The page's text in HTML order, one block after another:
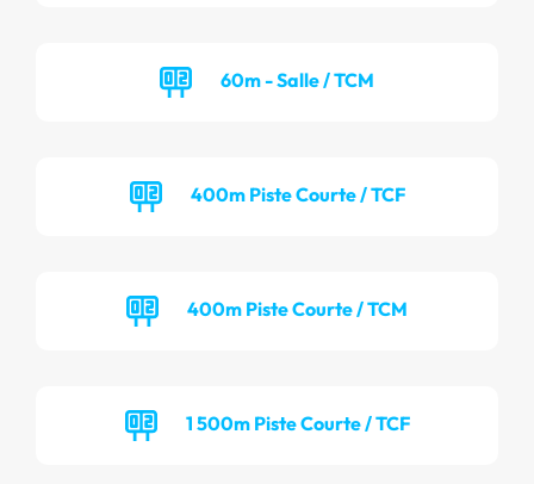
60m - Salle / TCM
400m Piste Courte / TCF
400m Piste Courte / TCM
1 500m Piste Courte / TCF